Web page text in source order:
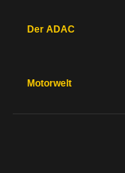
Der ADAC
Motorwelt